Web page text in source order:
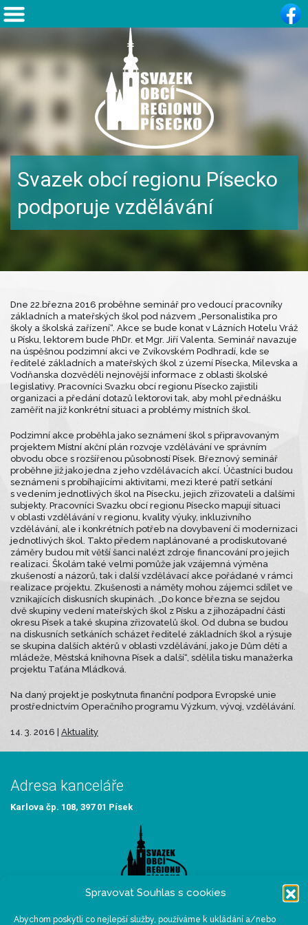
Spravovat Souhlas s cookies
Abychom poskytli co nejlepší služby, používáme k ukládání a/nebo
Svazek obcí regionu Písecko
podporuje vzdělávání
Dne 22.března 2016 proběhne seminář pro vedoucí pracovníky
základních a mateřských škol pod názvem „Personalistika pro
školy a školská zařízení“. Akce se bude konat v Lázních Hotelu Vráž
u Písku, lektorem bude PhDr. et Mgr. Jiří Valenta. Seminář navazuje
na úspěšnou podzimní akci ve Zvíkovském Podhradí, kde se
ředitelé základních a mateřských škol z území Písecka, Milevska a
Vodňanska dozvěděli nejnovější informace z oblasti školské
legislativy. Pracovníci Svazku obcí regionu Písecko zajistili
organizaci a předání dotazů lektorovi tak, aby mohl přednášku
zaměřit na již konkrétní situaci a problémy místních škol.
Podzimní akce proběhla jako seznámení škol s připravovaným
projektem Místní akční plán rozvoje vzdělávání ve správním
obvodu obce s rozšířenou působností Písek. Březnový seminář
proběhne již jako jedna z jeho vzdělávacích akcí. Účastníci budou
seznámeni s probíhajícími aktivitami, mezi které patří setkání
s vedením jednotlivých škol na Písecku, jejich zřizovateli a dalšími
subjekty. Pracovníci Svazku obcí regionu Písecko mapují situaci
v oblasti vzdělávání v regionu, kvality výuky, inkluzivního
vzdělávání, ale i konkrétních potřeb na dovybavení či modernizaci
jednotlivých škol. Takto předem naplánované a prodiskutované
záměry budou mít větší šanci nalézt zdroje financování pro jejich
realizaci. Školám také velmi pomůže jak vzájemná výměna
zkušeností a názorů, tak i další vzdělávací akce pořádané v rámci
realizace projektu. Zkušenosti a náměty mohou zájemci sdílet ve
vznikajících diskusních skupinách. „Do konce března se sejdou
dvě skupiny vedení mateřských škol z Písku a z jihozápadní části
okresu Písek a také skupina zřizovatelů škol. Od dubna se budou
na diskusních setkáních scházet ředitelé základních škol a rýsuje
se skupina dalších aktérů v oblasti vzdělávání, jako je Dům dětí a
mládeže, Městská knihovna Písek a další“, sdělila tisku manažerka
projektu Taťána Mládková.
Na daný projekt je poskytnuta finanční podpora Evropské unie
prostřednictvím Operačního programu Výzkum, vývoj, vzdělávání.
14. 3. 2016 | Aktuality
Adresa kanceláře
Karlova čp. 108, 397 01 Písek